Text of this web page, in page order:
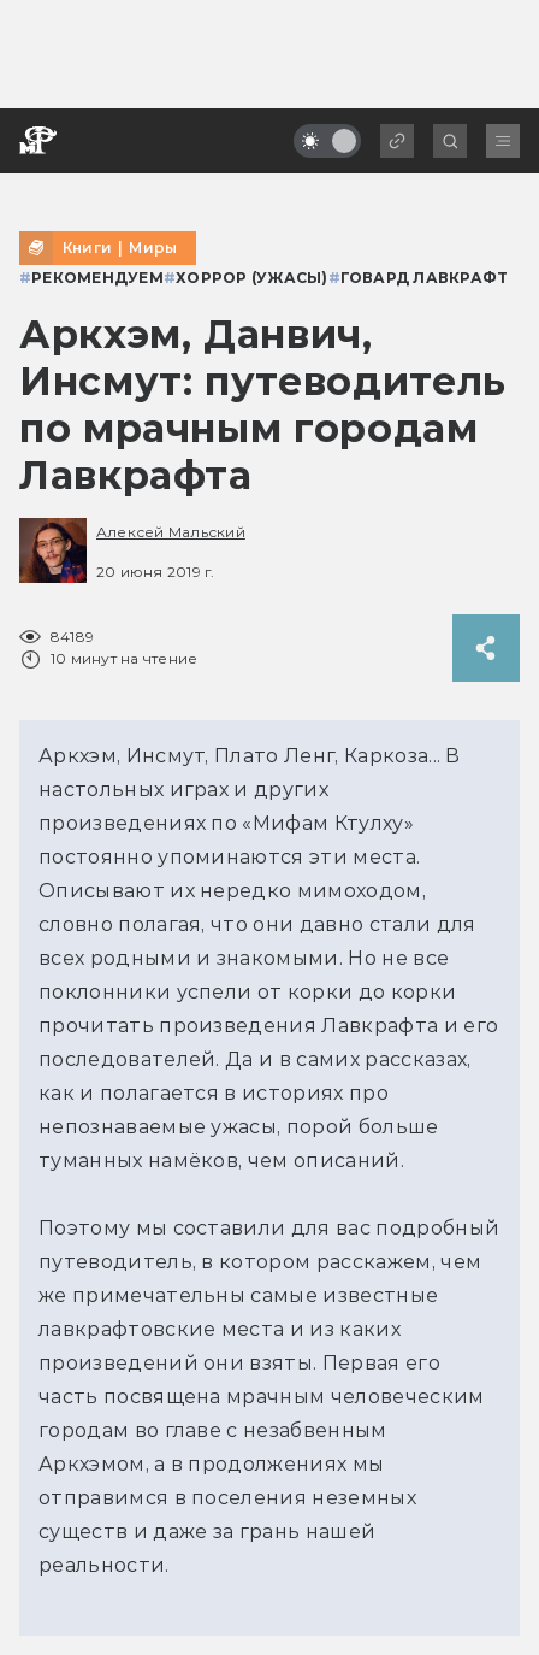
Книги | Миры
#РЕКОМЕНДУЕМ#ХОРРОР (УЖАСЫ) #ГОВАРД ЛАВКРАФТ
Аркхэм, Данвич,
Инсмут: путеводитель
по мрачным городам
Лавкрафта
Алексей Мальский
20 июня 2019 г.
84189
10 минут на чтение
Аркхэм, Инсмут, Плато Ленг, Каркоза... В
настольных играх и других
произведениях по «Мифам Ктулху»
постоянно упоминаются эти места.
Описывают их нередко мимоходом,
словно полагая, что они давно стали для
всех родными и знакомыми. Но не все
поклонники успели от корки до корки
прочитать произведения Лавкрафта и его
последователей. Да и в самих рассказах,
как и полагается в историях про
непознаваемые ужасы, порой больше
туманных намёков, чем описаний.
Поэтому мы составили для вас подробный
путеводитель, в котором расскажем, чем
же примечательны самые известные
лавкрафтовские места и из каких
произведений они взяты. Первая его
часть посвящена мрачным человеческим
городам во главе с незабвенным
Аркхэмом, а в продолжениях мы
отправимся в поселения неземных
существ и даже за грань нашей
реальности.